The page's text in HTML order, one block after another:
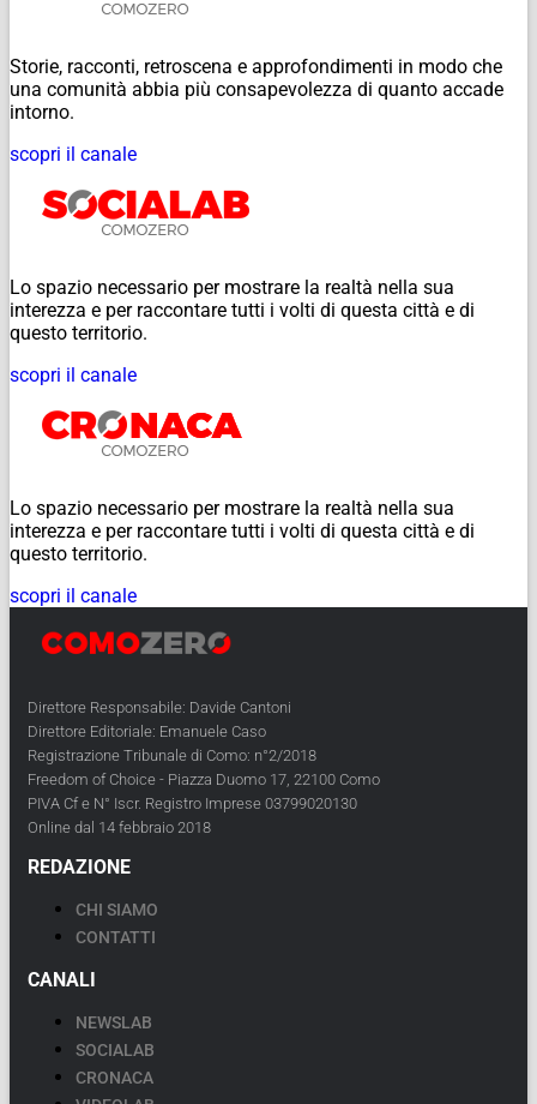
Storie, racconti, retroscena e approfondimenti in modo che
una comunità abbia più consapevolezza di quanto accade
intorno.
scopri il canale
Lo spazio necessario per mostrare la realtà nella sua
interezza e per raccontare tutti i volti di questa città e di
questo territorio.
scopri il canale
Lo spazio necessario per mostrare la realtà nella sua
interezza e per raccontare tutti i volti di questa città e di
questo territorio.
scopri il canale
Direttore Responsabile: Davide Cantoni
Direttore Editoriale: Emanuele Caso
Registrazione Tribunale di Como: n°2/2018
Freedom of Choice - Piazza Duomo 17, 22100 Como
PIVA Cf e N° Iscr. Registro Imprese 03799020130
Online dal 14 febbraio 2018
REDAZIONE
CHI SIAMO
CONTATTI
CANALI
NEWSLAB
SOCIALAB
CRONACA